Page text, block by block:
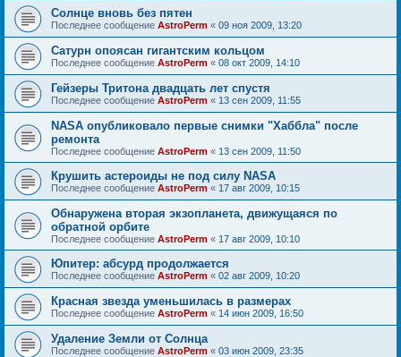
Солнце вновь без пятен
Последнее сообщение AstroPerm « 09 ноя 2009, 13:20
Сатурн опоясан гигантским кольцом
Последнее сообщение AstroPerm « 08 окт 2009, 14:10
Гейзеры Тритона двадцать лет спустя
Последнее сообщение AstroPerm « 13 сен 2009, 11:55
NASA опубликовало первые снимки "Хаббла" после
ремонта
Последнее сообщение AstroPerm « 13 сен 2009, 11:50
Крушить астероиды не под силу NASA
Последнее сообщение AstroPerm « 17 авг 2009, 10:15
Обнаружена вторая экзопланета, движущаяся по
обратной орбите
Последнее сообщение AstroPerm « 17 авг 2009, 10:10
Юпитер: абсурд продолжается
Последнее сообщение AstroPerm « 02 авг 2009, 10:20
Красная звезда уменьшилась в размерах
Последнее сообщение AstroPerm « 14 июн 2009, 16:50
Удаление Земли от Солнца
Последнее сообщение AstroPerm « 03 июн 2009, 23:35